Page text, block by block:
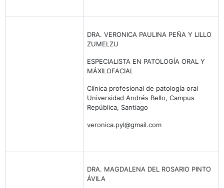
DRA. VERONICA PAULINA PEÑA Y LILLO
ZUMELZU
ESPECIALISTA EN PATOLOGÍA ORAL Y
MÁXILOFACIAL
Clínica profesional de patología oral
Universidad Andrés Bello, Campus
República, Santiago
veronica.pyl@gmail.com
DRA. MAGDALENA DEL ROSARIO PINTO
ÁVILA